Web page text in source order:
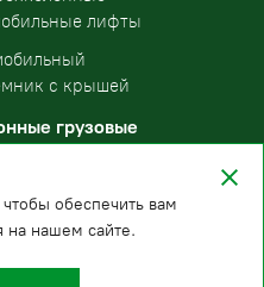
лифты
с крышей
грузовые
обеспечить вам
на нашем сайте.